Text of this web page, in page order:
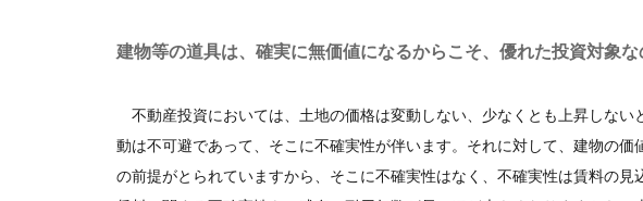
建物等の道具は、確実に無価値になるからこそ、優れた投資対象な
不動産投資においては、土地の価格は変動しない、少なくとも上昇しな
動は不可避であって、そこに不確実性が伴います。それに対して、建物の
の前提がとられていますから、そこに不確実性はなく、不確実性は賃料の見